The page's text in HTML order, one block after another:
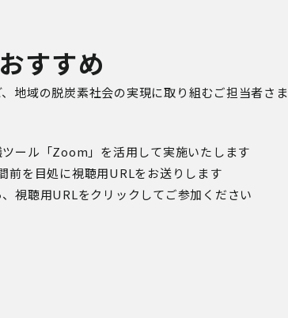
すすめ
地域の脱炭素社会の実現に取り組むご担当者さま
ール「Zoom」を活用して実施いたします
前を目処に視聴用URLをお送りします
視聴用URLをクリックしてご参加ください